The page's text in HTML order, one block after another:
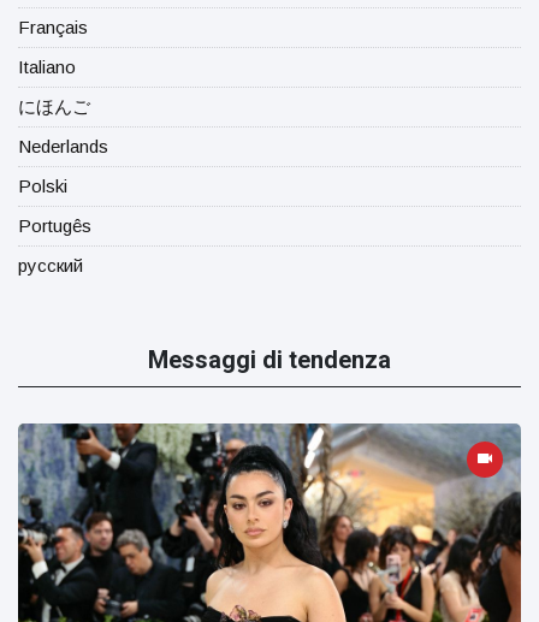
Français
Italiano
にほんご
Nederlands
Polski
Portugês
русский
Messaggi di tendenza